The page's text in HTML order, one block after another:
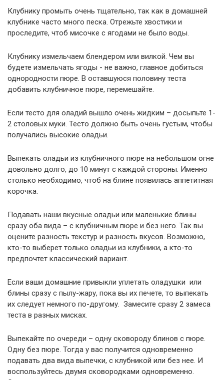
Клубнику промыть очень тщательно, так как в домашней
клубнике часто много песка. Отрежьте хвостики и
проследите, чтоб мисочке с ягодами не было воды.
Клубнику измельчаем блендером или вилкой. Чем вы
будете измельчать ягоды - не важно, главное добиться
однородности пюре. В оставшуюся половину теста
добавить клубничное пюре, перемешайте.
Если тесто для оладий вышло очень жидким – досыпьте 1-
2 столовых муки. Тесто должно быть очень густым, чтобы
получались высокие оладьи.
Выпекать оладьи из клубничного пюре на небольшом огне
довольно долго, до 10 минут с каждой стороны. Именно
столько необходимо, чтоб на блине появилась аппетитная
корочка.
Подавать наши вкусные оладьи или маленькие блины
сразу оба вида – с клубничным пюре и без него. Так вы
оцените разность текстур и разность вкусов. Возможно,
кто-то выберет только оладьи из клубники, а кто-то
предпочтет классический вариант.
Если ваши домашние привыкли уплетать оладушки или
блины сразу с пылу-жару, пока вы их печете, то выпекать
их следует немного по-другому. Замесите сразу 2 замеса
теста в разных мисках.
Выпекайте по очереди – одну сковороду блинов с пюре.
Одну без пюре. Тогда у вас получится одновременно
подавать два вида выпечки, с клубникой или без нее. И
воспользуйтесь двумя сковородками одновременно.